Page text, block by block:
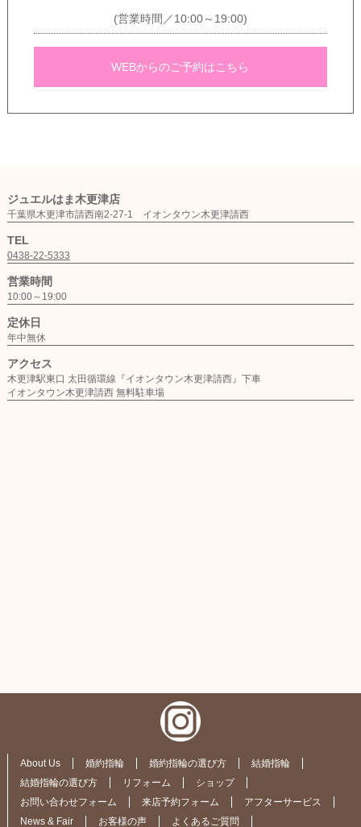
(営業時間／10:00～19:00)
WEBからのご予約はこちら
ジュエルはま木更津店
千葉県木更津市請西南2-27-1 イオンタウン木更津請西
TEL
0438-22-5333
営業時間
10:00～19:00
定休日
年中無休
アクセス
木更津駅東口 太田循環線『イオンタウン木更津請西』下車
イオンタウン木更津請西 無料駐車場
About Us 婚約指輪 婚約指輪の選び方
結婚指輪
結婚指輪の選び方
リフォーム
ショップ
お問い合わせフォーム
来店予約フォーム
アフターサービス
News & Fair
お客様の声 よくあるご質問